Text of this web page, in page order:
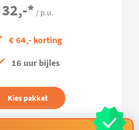
32,-* / p.u.
€ 64,- korting
16 uur bijles
Kies pakket